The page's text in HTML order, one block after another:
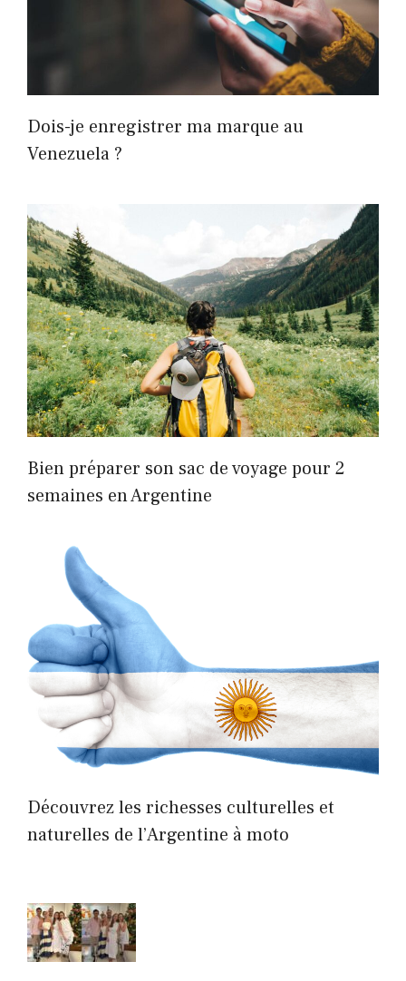
Dois-je enregistrer ma marque au
Venezuela ?
Bien préparer son sac de voyage pour 2
semaines en Argentine
Découvrez les richesses culturelles et
naturelles de l’Argentine à moto